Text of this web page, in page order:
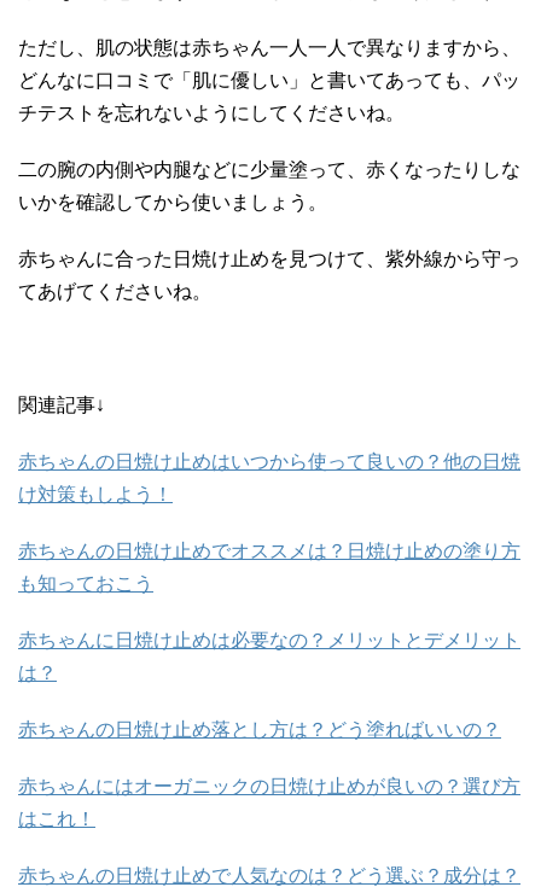
ただし、肌の状態は赤ちゃん一人一人で異なりますから、
どんなに口コミで「肌に優しい」と書いてあっても、パッ
チテストを忘れないようにしてくださいね。
二の腕の内側や内腿などに少量塗って、赤くなったりしな
いかを確認してから使いましょう。
赤ちゃんに合った日焼け止めを見つけて、紫外線から守っ
てあげてくださいね。
関連記事↓
赤ちゃんの日焼け止めはいつから使って良いの？他の日焼
け対策もしよう！
赤ちゃんの日焼け止めでオススメは？日焼け止めの塗り方
も知っておこう
赤ちゃんに日焼け止めは必要なの？メリットとデメリット
は？
赤ちゃんの日焼け止め落とし方は？どう塗ればいいの？
赤ちゃんにはオーガニックの日焼け止めが良いの？選び方
はこれ！
赤ちゃんの日焼け止めで人気なのは？どう選ぶ？成分は？